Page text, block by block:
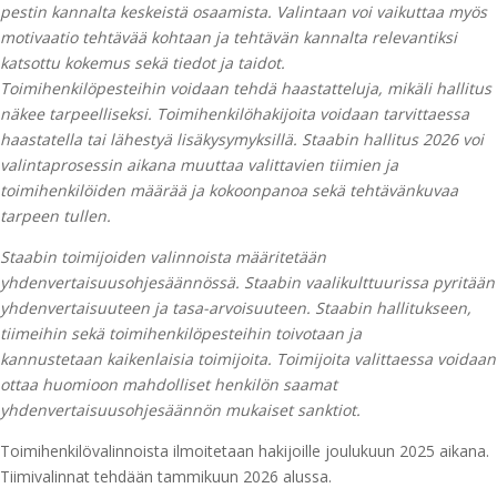
pestin kannalta keskeistä osaamista. Valintaan voi vaikuttaa myös
motivaatio tehtävää kohtaan ja tehtävän kannalta relevantiksi
katsottu kokemus sekä tiedot ja taidot.
Toimihenkilöpesteihin voidaan tehdä haastatteluja, mikäli hallitus
näkee tarpeelliseksi. Toimihenkilöhakijoita voidaan tarvittaessa
haastatella tai lähestyä lisäkysymyksillä. Staabin hallitus 2026 voi
valintaprosessin aikana muuttaa valittavien tiimien ja
toimihenkilöiden määrää ja kokoonpanoa sekä tehtävänkuvaa
tarpeen tullen.
Staabin toimijoiden valinnoista määritetään
yhdenvertaisuusohjesäännössä. Staabin vaalikulttuurissa pyritään
yhdenvertaisuuteen ja tasa-arvoisuuteen. Staabin hallitukseen,
tiimeihin sekä toimihenkilöpesteihin toivotaan ja
kannustetaan kaikenlaisia toimijoita. Toimijoita valittaessa voidaan
ottaa huomioon mahdolliset henkilön saamat
yhdenvertaisuusohjesäännön mukaiset sanktiot.
Toimihenkilövalinnoista ilmoitetaan hakijoille joulukuun 2025 aikana.
Tiimivalinnat tehdään tammikuun 2026 alussa.